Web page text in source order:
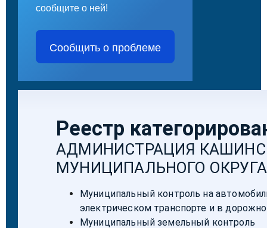
сообщите о ней!
Сообщить о проблеме